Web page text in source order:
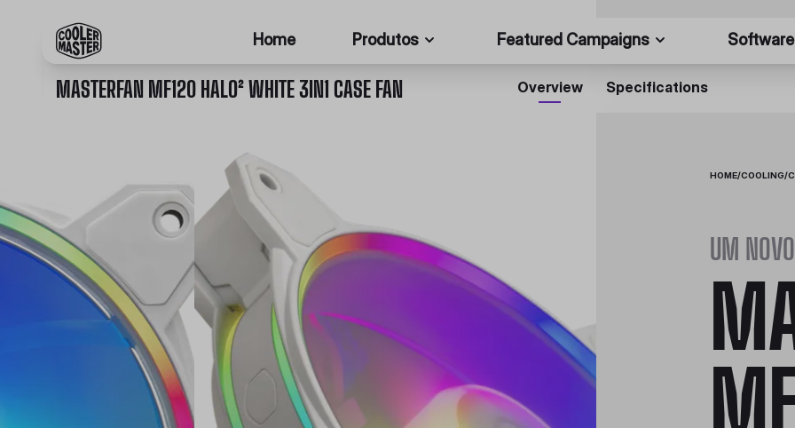
Home Produtos Featured Campaigns Software
MASTERFAN MF120 HALO² WHITE 3IN1 CASE FAN Overview Specifications
HOME/COOLING/
UM